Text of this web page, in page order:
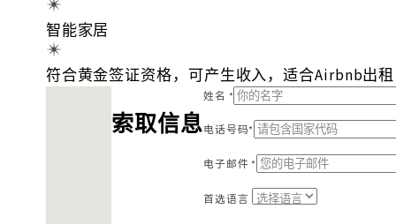
智能家居
符合黄金签证资格，可产生收入，适合Airbnb出
索取信息
姓名 *
电话号码*
电子邮件 *
首选语言